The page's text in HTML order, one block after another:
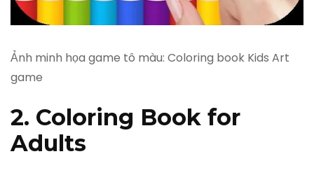
Ảnh minh họa game tô màu: Coloring book Kids Art
game
2. Coloring Book for
Adults